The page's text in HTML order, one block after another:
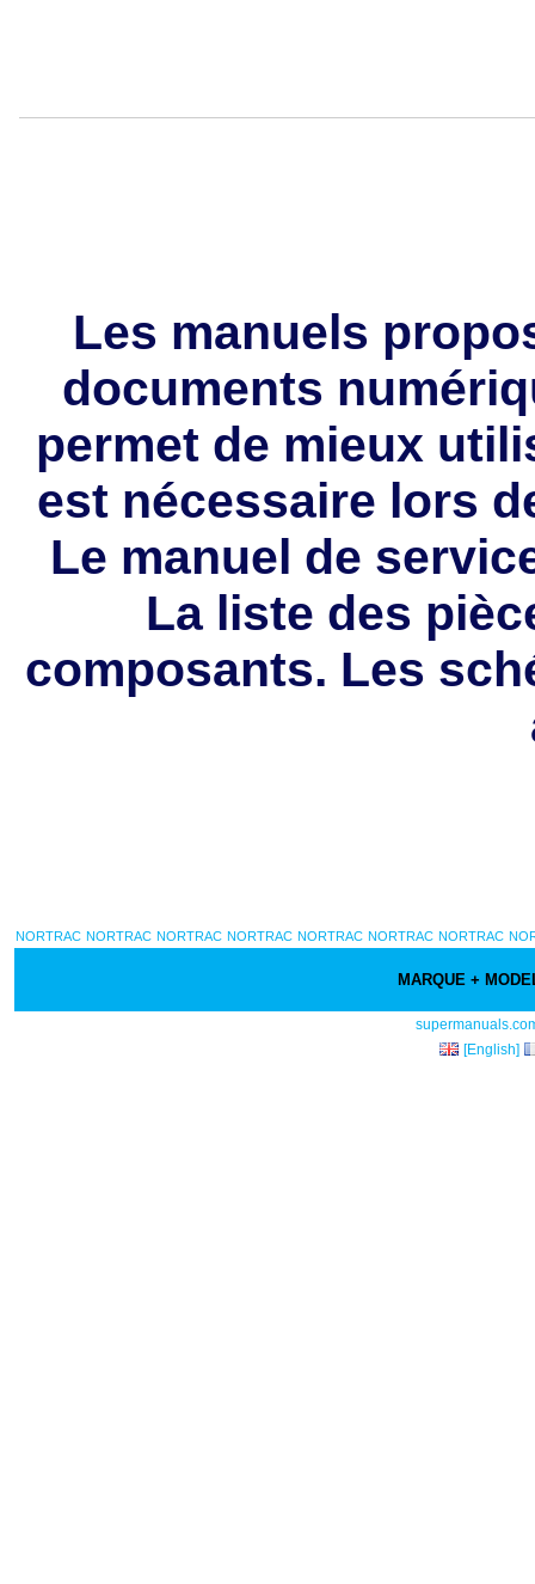
Les manuels
documents
permet de mieux
est nécessaire lors
Le manuel de
La liste des
composants. Les
NORTRAC NORTRAC NORTRAC NORTRAC NORTRAC NORTRAC NORTRAC
MARQUE +
[English]